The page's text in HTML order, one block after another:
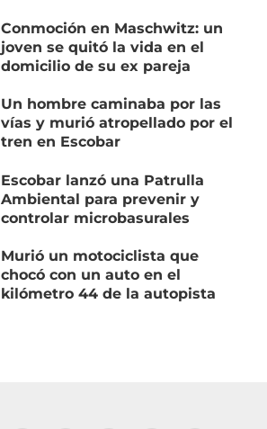
Conmoción en Maschwitz: un
joven se quitó la vida en el
domicilio de su ex pareja
Un hombre caminaba por las
vías y murió atropellado por el
tren en Escobar
Escobar lanzó una Patrulla
Ambiental para prevenir y
controlar microbasurales
Murió un motociclista que
chocó con un auto en el
kilómetro 44 de la autopista